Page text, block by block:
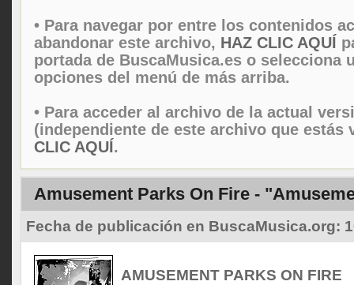
• Para navegar por entre los contenidos
abandonar este archivo, HAZ CLIC AQUÍ
portada de BuscaMusica.es o selecciona
opciones del menú de más arriba.
• Para acceder al archivo de la actual
(independiente de este archivo que
CLIC AQUÍ.
Amusement Parks On Fire -
Fecha de publicación en BuscaMusica.org:
AMUSEMENT PARKS ON FIRE